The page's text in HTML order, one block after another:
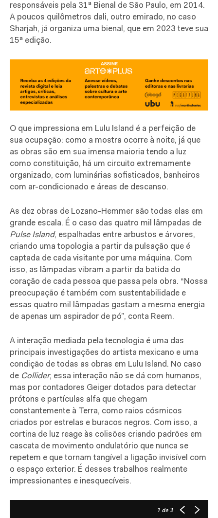
responsáveis pela 31ª Bienal de São Paulo, em 2014.
A poucos quilômetros dali, outro emirado, no caso
Sharjah, já organiza uma bienal, que em 2023 teve sua
15ª edição.
O que impressiona em Lulu Island é a perfeição de
sua ocupação: como a mostra ocorre à noite, já que
as obras são em sua imensa maioria tendo a luz
como constituição, há um circuito extremamente
organizado, com luminárias sofisticados, banheiros
com ar-condicionado e áreas de descanso.
As dez obras de Lozano-Hemmer são todas elas em
grande escala. É o caso das quatro mil lâmpadas de
Pulse Island, espalhadas entre arbustos e árvores,
criando uma topologia a partir da pulsação que é
captada de cada visitante por uma máquina. Com
isso, as lâmpadas vibram a partir da batida do
coração de cada pessoa que passa pela obra. “Nossa
preocupação é também com sustentabilidade e
essas quatro mil lâmpadas gastam a mesma energia
de apenas um aspirador de pó”, conta Reem.
A interação mediada pela tecnologia é uma das
principais investigações do artista mexicano e uma
condição de todas as obras em Lulu Island. No caso
de Collider, essa interação não se dá com humanos,
mas por contadores Geiger dotados para detectar
prótons e partículas alfa que chegam
constantemente à Terra, como raios cósmicos
criados por estrelas e buracos negros. Com isso, a
cortina de luz reage às colisões criando padrões em
cascata de movimento ondulatório que nunca se
repetem e que tornam tangível a ligação invisível com
o espaço exterior. É desses trabalhos realmente
impressionantes e inesquecíveis.
1 de 3